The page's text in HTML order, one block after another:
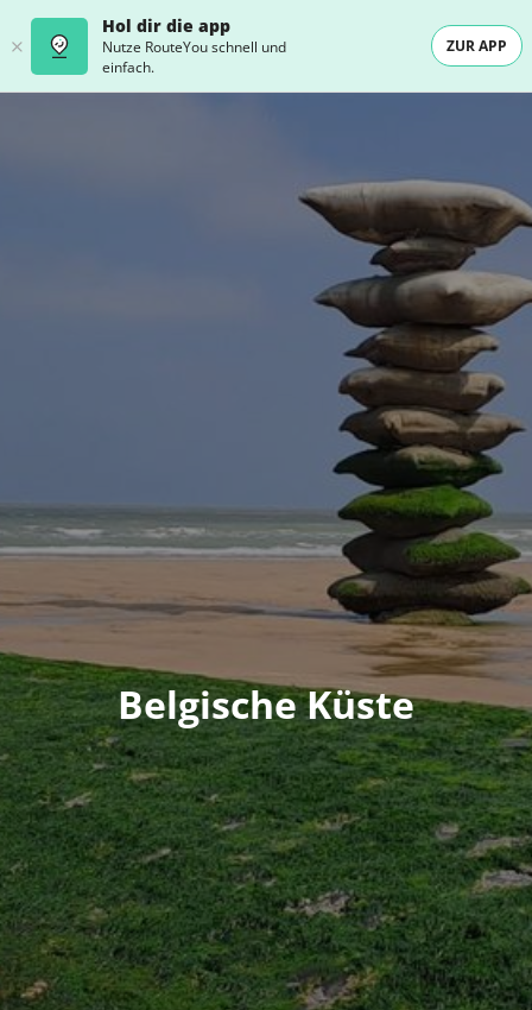
Hol dir die app
Nutze RouteYou schnell und
einfach.
ZUR APP
Belgische Küste